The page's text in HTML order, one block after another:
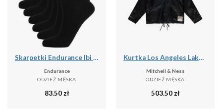
Skarpetki Endurance Ibi (x6)
Endurance
ODZIEŻ MĘSKA
83.50 zł
Kurtka Los Angeles Lakers Doodle
Mitchell & Ness
ODZIEŻ MĘSKA
503.50 zł